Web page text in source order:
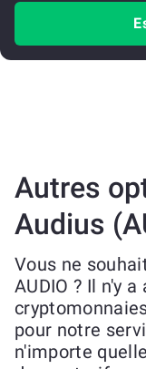
Autres
Audius
Vous ne
AUDIO ? Il n'y
pour notre
n'importe